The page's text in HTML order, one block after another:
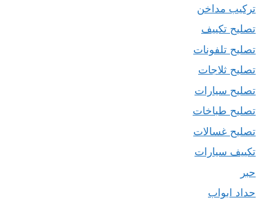
تركيب مداخن
تصليح تكييف
تصليح تلفونات
تصليح ثلاجات
تصليح سيارات
تصليح طباخات
تصليح غسالات
تكييف سيارات
حبر
حداد ابواب